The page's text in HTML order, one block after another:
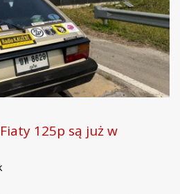
125p są już w